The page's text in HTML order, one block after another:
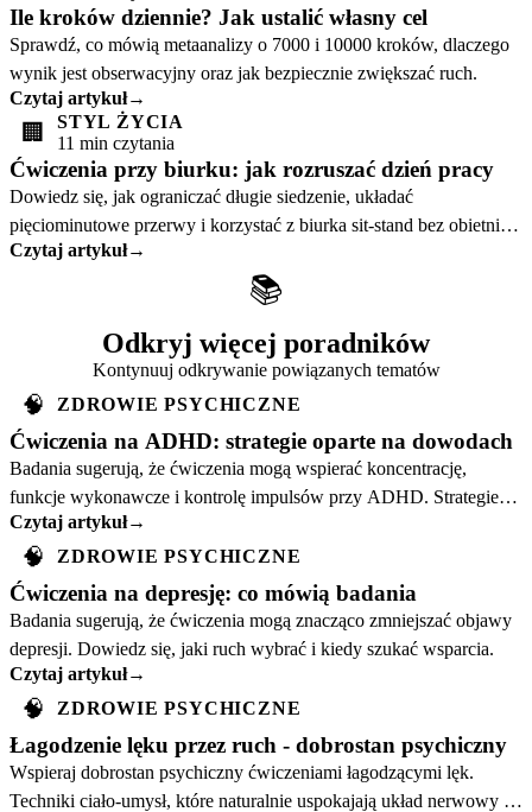
Ile kroków dziennie? Jak ustalić własny cel
Sprawdź, co mówią metaanalizy o 7000 i 10000 kroków, dlaczego
wynik jest obserwacyjny oraz jak bezpiecznie zwiększać ruch.
Czytaj artykuł→
🏢
STYL ŻYCIA
11 min czytania
Ćwiczenia przy biurku: jak rozruszać dzień pracy
Dowiedz się, jak ograniczać długie siedzenie, układać
pięciominutowe przerwy i korzystać z biurka sit-stand bez obietnic o
cudownej produktywności.
Czytaj artykuł→
📚
Odkryj więcej poradników
Kontynuuj odkrywanie powiązanych tematów
🧠 ZDROWIE PSYCHICZNE
Ćwiczenia na ADHD: strategie oparte na dowodach
Badania sugerują, że ćwiczenia mogą wspierać koncentrację,
funkcje wykonawcze i kontrolę impulsów przy ADHD. Strategie
dla dorosłych i dzieci.
Czytaj artykuł→
🧠 ZDROWIE PSYCHICZNE
Ćwiczenia na depresję: co mówią badania
Badania sugerują, że ćwiczenia mogą znacząco zmniejszać objawy
depresji. Dowiedz się, jaki ruch wybrać i kiedy szukać wsparcia.
Czytaj artykuł→
🧠 ZDROWIE PSYCHICZNE
Łagodzenie lęku przez ruch - dobrostan psychiczny
Wspieraj dobrostan psychiczny ćwiczeniami łagodzącymi lęk.
Techniki ciało-umysł, które naturalnie uspokajają układ nerwowy w